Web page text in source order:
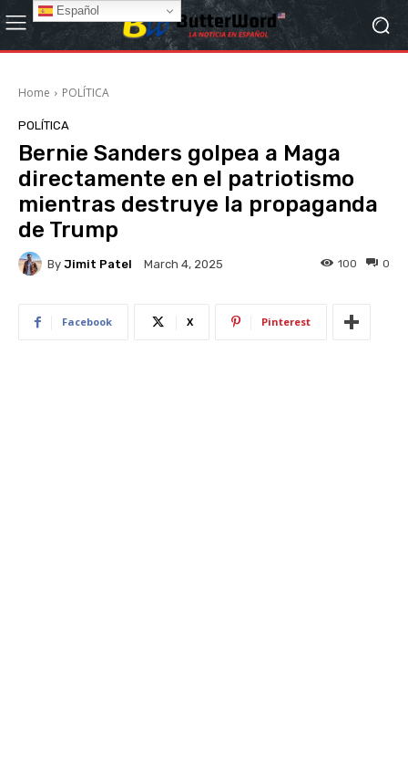
Home POLÍTICA
POLÍTICA
Bernie Sanders golpea a Maga
directamente en el patriotismo
mientras destruye la propaganda
de Trump
By Jimit Patel March 4, 2025 0
100
Facebook X Pinterest
Español